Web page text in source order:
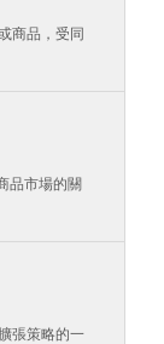
商品，受同
品市場的關
張策略的一